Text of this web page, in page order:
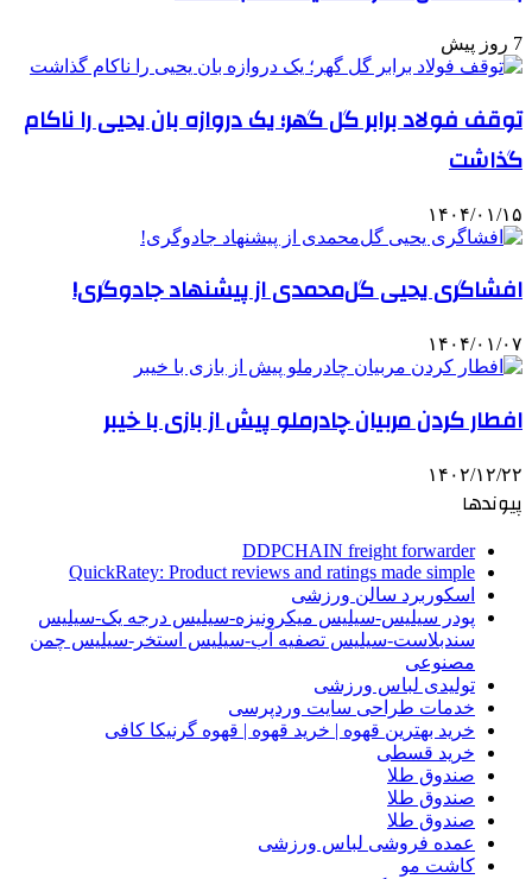
7 روز پیش
توقف فولاد برابر گل گهر؛ یک دروازه بان یحیی را ناکام
گذاشت
۱۴۰۴/۰۱/۱۵
افشاگری یحیی گل‌محمدی از پیشنهاد جادوگری!
۱۴۰۴/۰۱/۰۷
افطار کردن مربیان چادرملو پیش از بازی با خیبر
۱۴۰۲/۱۲/۲۲
پیوندها
DDPCHAIN freight forwarder
QuickRatey: Product reviews and ratings made simple
اسکوربرد سالن ورزشی
پودر سیلیس-سیلیس میکرونیزه-سیلیس درجه یک-سیلیس
سندبلاست-سیلیس تصفیه آب-سیلیس استخر-سیلیس چمن
مصنوعی
تولیدی لباس ورزشی
خدمات طراحی سایت وردپرسی
خرید بهترین قهوه | خرید قهوه | قهوه گرنیکا کافی
خرید قسطی
صندوق طلا
صندوق طلا
صندوق طلا
عمده فروشی لباس ورزشی
کاشت مو